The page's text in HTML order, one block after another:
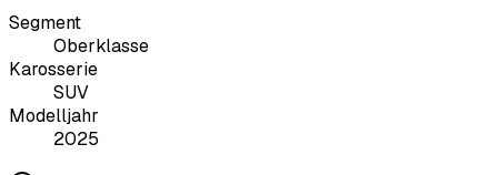
Segment
Oberklasse
Karosserie
SUV
Modelljahr
2025